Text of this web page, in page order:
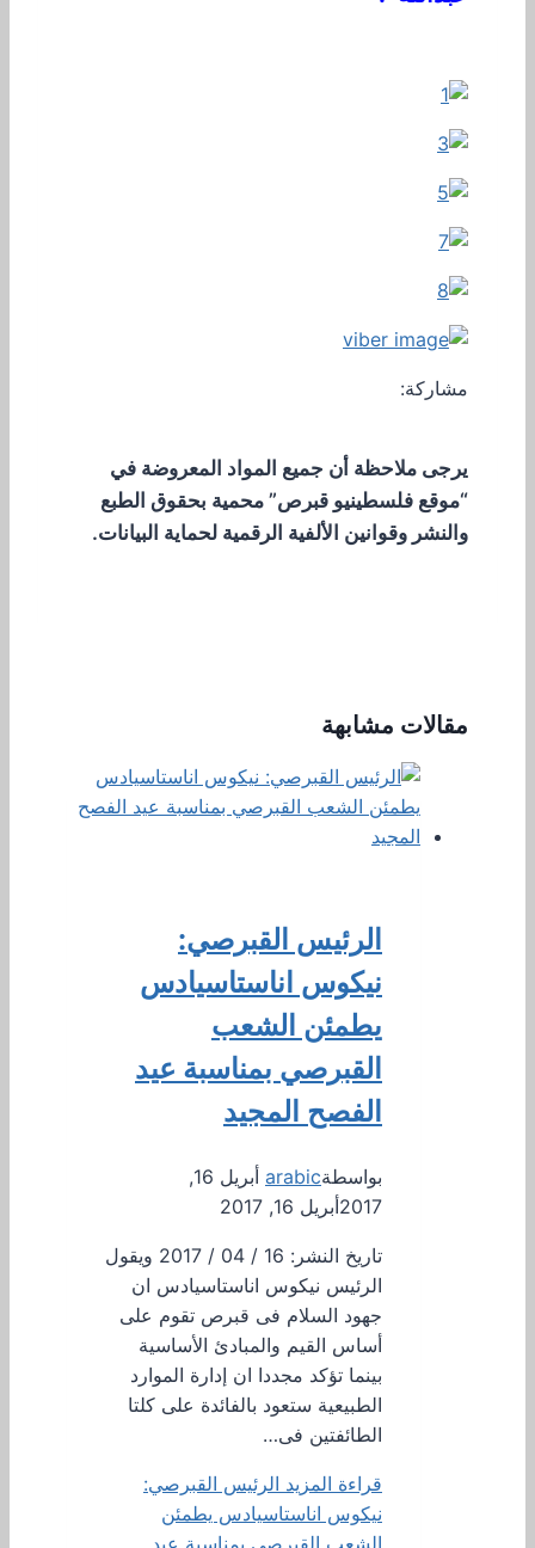
مشاركة:
يرجى ملاحظة أن جميع المواد المعروضة في
“موقع فلسطينيو قبرص” محمية بحقوق الطبع
والنشر وقوانين الألفية الرقمية لحماية البيانات.
مقالات مشابهة
الرئيس القبرصي:
نيكوس اناستاسيادس
يطمئن الشعب
القبرصي بمناسبة عيد
الفصح المجيد
بواسطةarabic
أبريل 16,
2017أبريل 16, 2017
تاريخ النشر: 16 / 04 / 2017 ويقول
الرئيس نيكوس اناستاسيادس ان
جهود السلام فى قبرص تقوم على
أساس القيم والمبادئ الأساسية
بينما تؤكد مجددا ان إدارة الموارد
الطبيعية ستعود بالفائدة على كلتا
الطائفتين فى…
قراءة المزيد الرئيس القبرصي:
نيكوس اناستاسيادس يطمئن